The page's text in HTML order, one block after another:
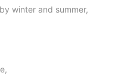
winter and summer,